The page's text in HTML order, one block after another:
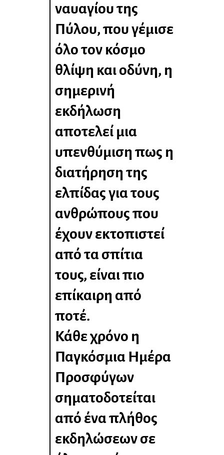
ναυαγίου της
Πύλου, που γέμισε
όλο τον κόσμο
θλίψη και οδύνη, η
σημερινή
εκδήλωση
αποτελεί μια
υπενθύμιση πως η
διατήρηση της
ελπίδας για τους
ανθρώπους που
έχουν εκτοπιστεί
από τα σπίτια
τους, είναι πιο
επίκαιρη από
ποτέ.
Κάθε χρόνο η
Παγκόσμια Ημέρα
Προσφύγων
σηματοδοτείται
από ένα πλήθος
εκδηλώσεων σε